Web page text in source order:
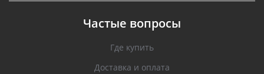
Частые вопросы
Где купить
Доставка и оплата